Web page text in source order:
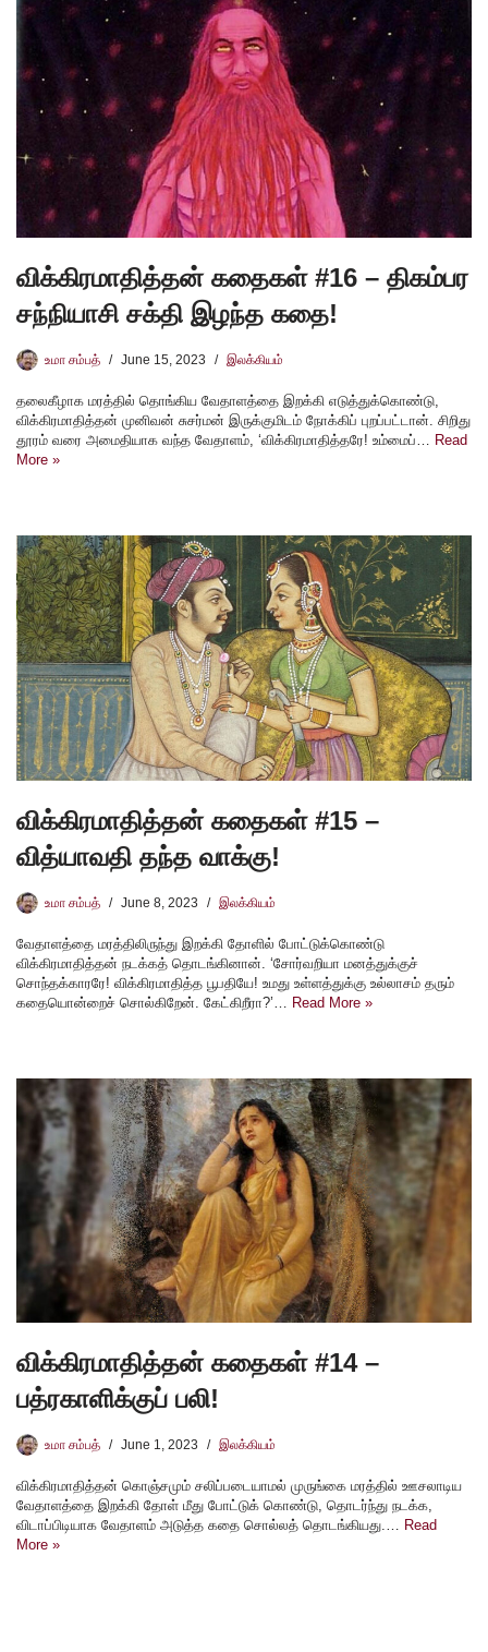
விக்கிரமாதித்தன் கதைகள் #16 – திகம்பர
சந்நியாசி சக்தி இழந்த கதை!
உமா சம்பத் June 15, 2023 இலக்கியம்
தலைகீழாக மரத்தில் தொங்கிய வேதாளத்தை இறக்கி எடுத்துக்கொண்டு,
விக்கிரமாதித்தன் முனிவன் சுசர்மன் இருக்குமிடம் நோக்கிப் புறப்பட்டான். சிறிது
தூரம் வரை அமைதியாக வந்த வேதாளம், ‘விக்கிரமாதித்தரே! உம்மைப்… Read
More »
விக்கிரமாதித்தன் கதைகள் #15 –
வித்யாவதி தந்த வாக்கு!
உமா சம்பத் June 8, 2023 இலக்கியம்
வேதாளத்தை மரத்திலிருந்து இறக்கி தோளில் போட்டுக்கொண்டு
விக்கிரமாதித்தன் நடக்கத் தொடங்கினான். ‘சோர்வறியா மனத்துக்குச்
சொந்தக்காரரே! விக்கிரமாதித்த பூபதியே! உமது உள்ளத்துக்கு உல்லாசம் தரும்
கதையொன்றைச் சொல்கிறேன். கேட்கிறீரா?’… Read More »
விக்கிரமாதித்தன் கதைகள் #14 –
பத்ரகாளிக்குப் பலி!
உமா சம்பத் June 1, 2023 இலக்கியம்
விக்கிரமாதித்தன் கொஞ்சமும் சலிப்படையாமல் முருங்கை மரத்தில் ஊசலாடிய
வேதாளத்தை இறக்கி தோள் மீது போட்டுக் கொண்டு, தொடர்ந்து நடக்க,
விடாப்பிடியாக வேதாளம் அடுத்த கதை சொல்லத் தொடங்கியது.… Read
More »